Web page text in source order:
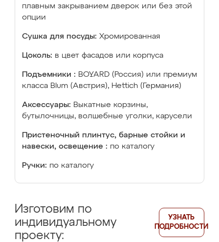
плавным закрыванием дверок или без этой
опции
Сушка для посуды: Хромированная
Цоколь: в цвет фасадов или корпуса
Подъемники : BOYARD (Россия) или премиум
класса Blum (Австрия), Hettich (Германия)
Аксессуары: Выкатные корзины,
бутылочницы, волшебные уголки, карусели
Пристеночный плинтус, барные стойки и
навески, освещение : по каталогу
Ручки: по каталогу
Изготовим по
индивидуальному
проекту:
УЗНАТЬ
ПОДРОБНОСТИ